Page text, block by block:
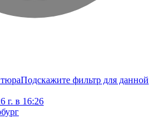
Подскажите фильтр для данной
г. в 16:26